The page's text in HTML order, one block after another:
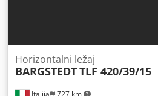
Italija 727 km
Horizontalni ležaj
BARGSTEDTTLF 420/39/15